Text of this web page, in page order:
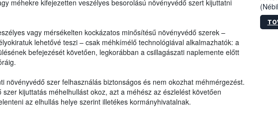
méhekre kifejezetten veszélyes besorolású növényvédő szert kijuttatni
vagy mérsékelten kockázatos minősítésű növényvédő szerek –
lehetővé teszi – csak méhkímélő technológiával alkalmazhatók: a
befejezését követően, legkorábban a csillagászati naplemente előtt
növényvédő szer felhasználás biztonságos és nem okozhat méhmérgezést.
kijuttatás méhelhullást okoz, azt a méhész az észlelést követően
az elhullás helye szerint illetékes kormányhivatalnak.